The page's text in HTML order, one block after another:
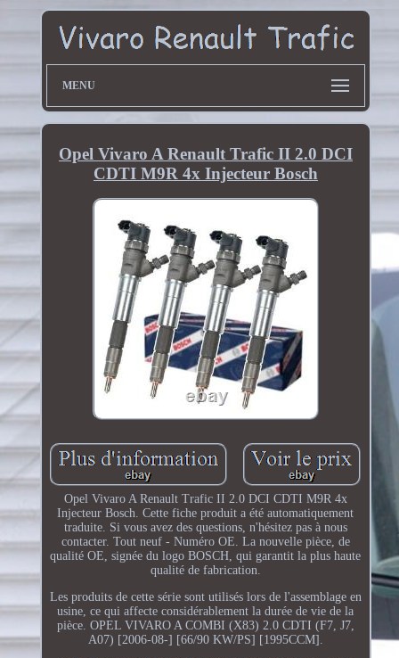
MENU
Opel Vivaro A Renault Trafic II 2.0 DCI
CDTI M9R 4x Injecteur Bosch
Opel Vivaro A Renault Trafic II 2.0 DCI CDTI M9R 4x
Injecteur Bosch. Cette fiche produit a été automatiquement
traduite. Si vous avez des questions, n'hésitez pas à nous
contacter. Tout neuf - Numéro OE. La nouvelle pièce, de
qualité OE, signée du logo BOSCH, qui garantit la plus haute
qualité de fabrication.
Les produits de cette série sont utilisés lors de l'assemblage en
usine, ce qui affecte considérablement la durée de vie de la
pièce. OPEL VIVARO A COMBI (X83) 2.0 CDTI (F7, J7,
A07) [2006-08-] [66/90 KW/PS] [1995CCM].